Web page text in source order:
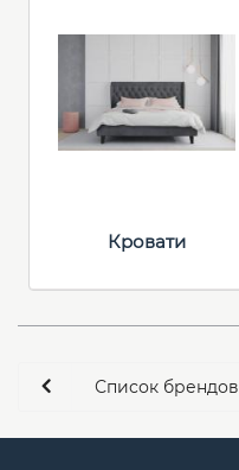
Кровати
Список брендов